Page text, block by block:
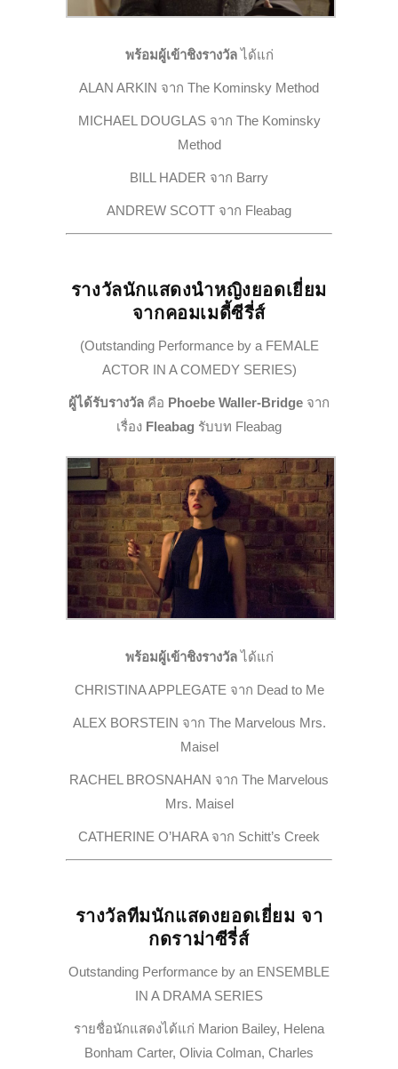
พร้อมผู้เข้าชิงรางวัลได้แก่
ALAN ARKIN จาก The Kominsky Method
MICHAEL DOUGLAS จาก The Kominsky
Method
BILL HADER จาก Barry
ANDREW SCOTT จาก Fleabag
รางวัลนักแสดงนำหญิงยอดเยี่ยม
จากคอมเมดี้ซีรี่ส์
(Outstanding Performance by a FEMALE
ACTOR IN A COMEDY SERIES)
ผู้ได้รับรางวัล คือ Phoebe Waller-Bridge จาก
เรื่อง Fleabag รับบท Fleabag
พร้อมผู้เข้าชิงรางวัลได้แก่
CHRISTINA APPLEGATE จาก Dead to Me
ALEX BORSTEIN จาก The Marvelous Mrs.
Maisel
RACHEL BROSNAHAN จาก The Marvelous
Mrs. Maisel
CATHERINE O’HARA จาก Schitt’s Creek
รางวัลทีมนักแสดงยอดเยี่ยม จา
กดราม่าซีรี่ส์
Outstanding Performance by an ENSEMBLE
IN A DRAMA SERIES
รายชื่อนักแสดงได้แก่ Marion Bailey, Helena
Bonham Carter, Olivia Colman, Charles